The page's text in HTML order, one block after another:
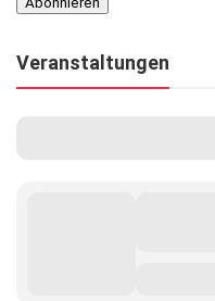
Veranstaltungen